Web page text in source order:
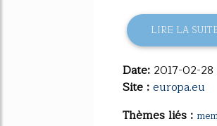
LIRE LA
Date: 2017-02-28
Site :europa.eu
Thèmes liés :